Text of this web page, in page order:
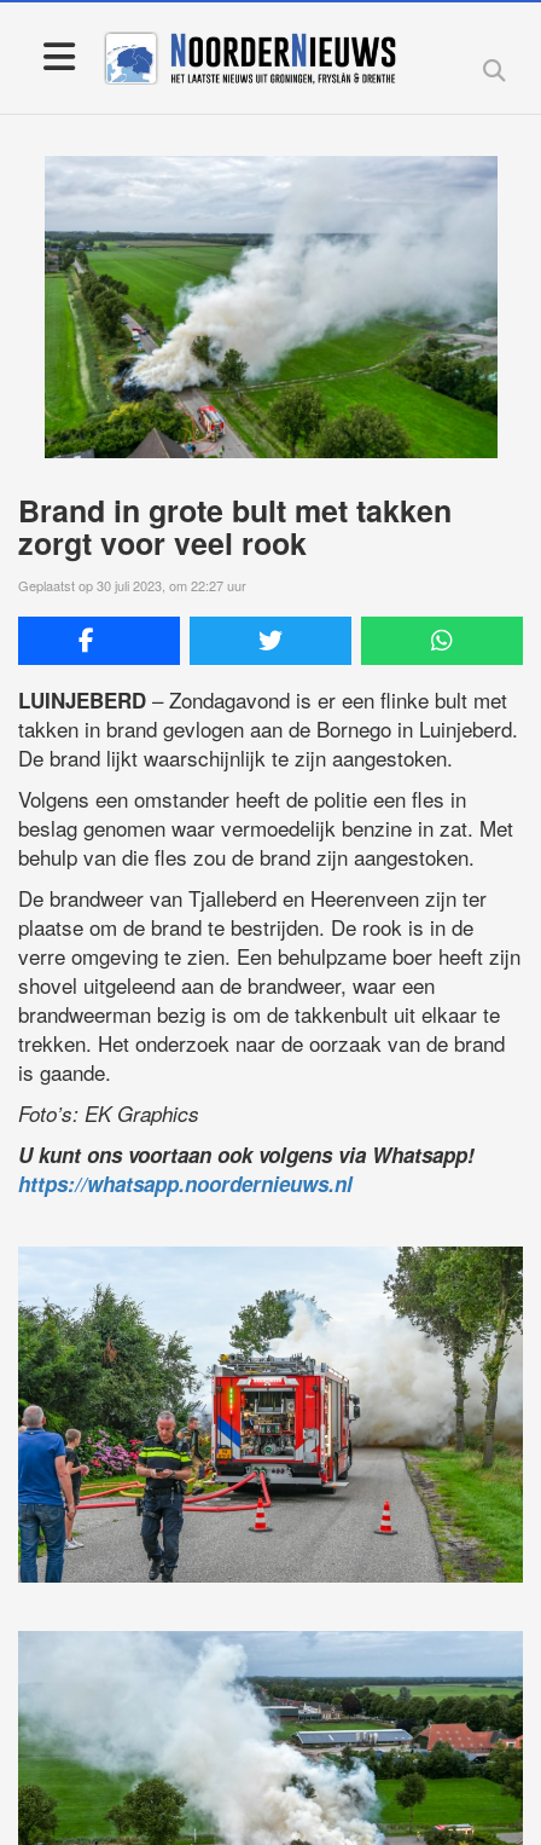
Brand in grote bult met takken
zorgt voor veel rook
Geplaatst op 30 juli 2023, om 22:27 uur
LUINJEBERD – Zondagavond is er een flinke bult met
takken in brand gevlogen aan de Bornego in Luinjeberd.
De brand lijkt waarschijnlijk te zijn aangestoken.
Volgens een omstander heeft de politie een fles in
beslag genomen waar vermoedelijk benzine in zat. Met
behulp van die fles zou de brand zijn aangestoken.
De brandweer van Tjalleberd en Heerenveen zijn ter
plaatse om de brand te bestrijden. De rook is in de
verre omgeving te zien. Een behulpzame boer heeft zijn
shovel uitgeleend aan de brandweer, waar een
brandweerman bezig is om de takkenbult uit elkaar te
trekken. Het onderzoek naar de oorzaak van de brand
is gaande.
Foto’s: EK Graphics
U kunt ons voortaan ook volgens via Whatsapp!
https://whatsapp.noordernieuws.nl